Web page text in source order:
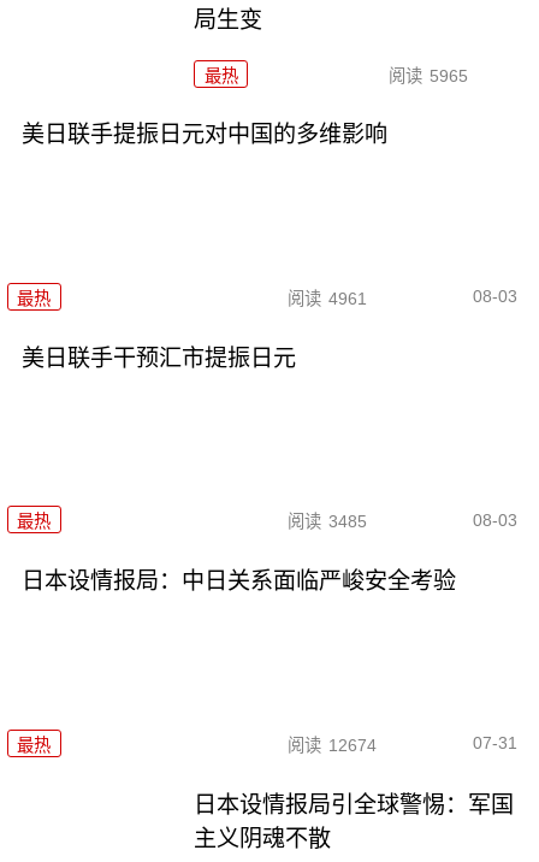
局生变
最热 阅读 5965
美日联手提振日元对中国的多维影响
最热 阅读 4961 08-03
美日联手干预汇市提振日元
最热 阅读 3485 08-03
日本设情报局：中日关系面临严峻安全考验
最热 阅读 12674 07-31
日本设情报局引全球警惕：军国
主义阴魂不散